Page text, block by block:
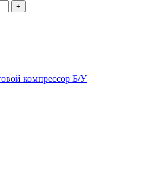
+
компрессор Б/У